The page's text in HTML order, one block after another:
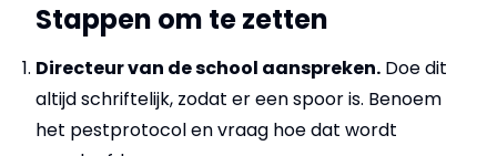
Stappen om te zetten
Directeur van de school aanspreken. Doe dit
altijd schriftelijk, zodat er een spoor is. Benoem
het pestprotocol en vraag hoe dat wordt